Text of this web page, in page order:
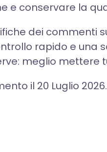
e conservare la
dei commenti
rapido e una
meglio mettere
il 20 Luglio 2026.